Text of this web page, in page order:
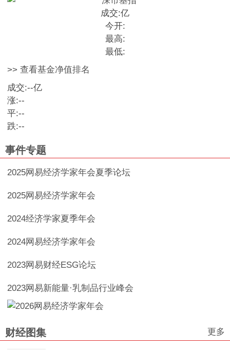
成交:亿
今开:
最高:
最低:
>> 查看基金净值排名
成交:--亿
涨:--
平:--
跌:--
事件专题
2025网易经济学家年会夏季论坛
2025网易经济学家年会
2024经济学家夏季年会
2024网易经济学家年会
2023网易财经ESG论坛
2023网易新能量·乳制品行业峰会
财经图集 更多